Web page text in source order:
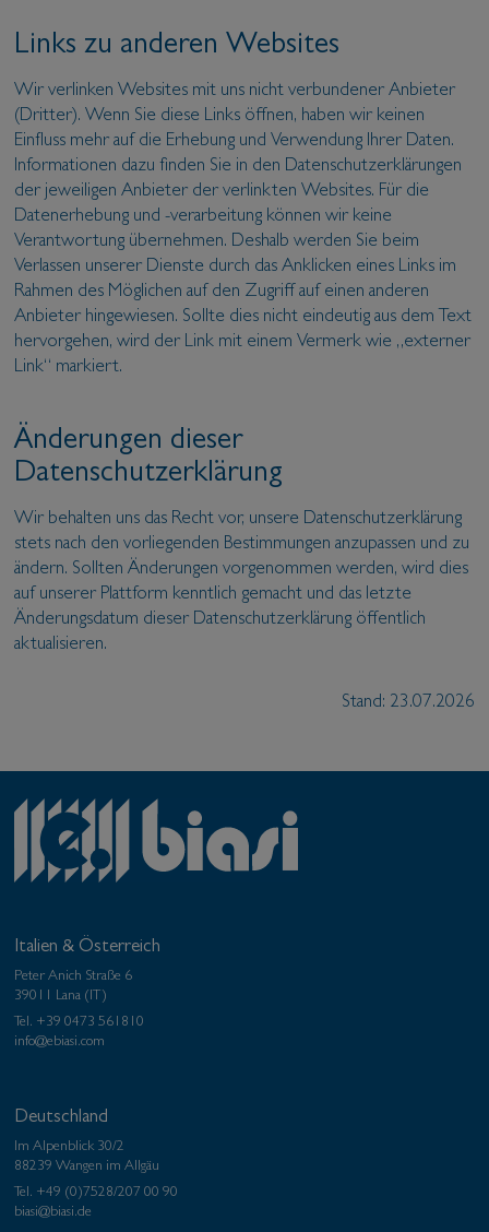
Links zu anderen Websites
Wir verlinken Websites mit uns nicht verbundener Anbieter
(Dritter). Wenn Sie diese Links öffnen, haben wir keinen
Einfluss mehr auf die Erhebung und Verwendung Ihrer Daten.
Informationen dazu finden Sie in den Datenschutzerklärungen
der jeweiligen Anbieter der verlinkten Websites. Für die
Datenerhebung und -verarbeitung können wir keine
Verantwortung übernehmen. Deshalb werden Sie beim
Verlassen unserer Dienste durch das Anklicken eines Links im
Rahmen des Möglichen auf den Zugriff auf einen anderen
Anbieter hingewiesen. Sollte dies nicht eindeutig aus dem Text
hervorgehen, wird der Link mit einem Vermerk wie „externer
Link“ markiert.
Änderungen dieser
Datenschutzerklärung
Wir behalten uns das Recht vor, unsere Datenschutzerklärung
stets nach den vorliegenden Bestimmungen anzupassen und zu
ändern. Sollten Änderungen vorgenommen werden, wird dies
auf unserer Plattform kenntlich gemacht und das letzte
Änderungsdatum dieser Datenschutzerklärung öffentlich
aktualisieren.
Stand: 23.07.2026
Italien & Österreich
Peter Anich Straße 6
39011 Lana (IT)
Tel. +39 0473 561810
info@ebiasi.com
Deutschland
Im Alpenblick 30/2
88239 Wangen im Allgäu
Tel. +49 (0)7528/207 00 90
biasi@biasi.de